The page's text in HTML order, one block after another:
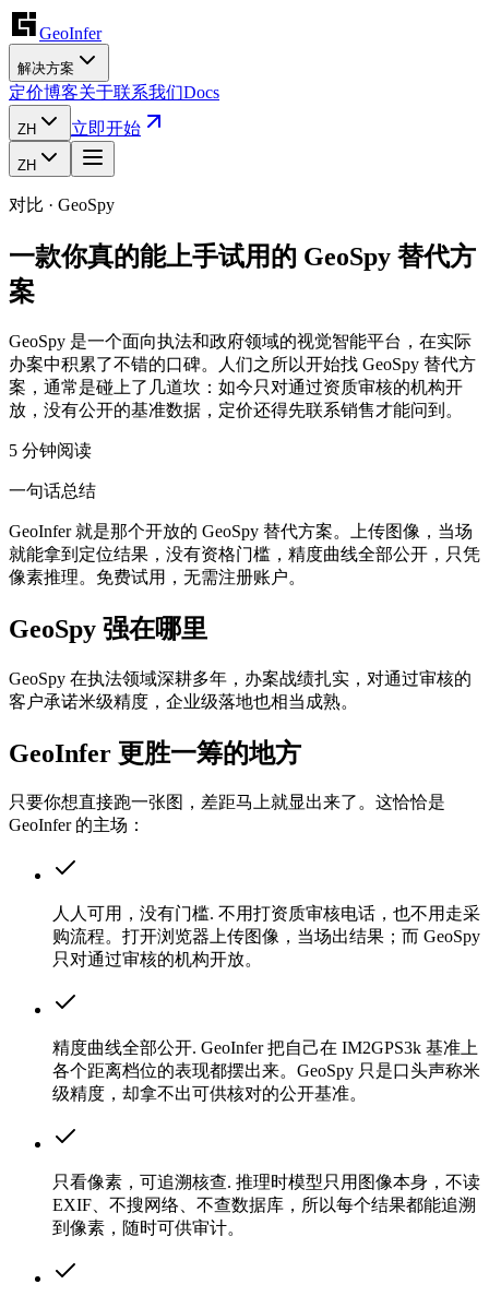
GeoInfer
解决方案
定价博客关于联系我们Docs
ZH 立即开始
ZH
对比 · GeoSpy
一款你真的能上手试用的 GeoSpy 替代方
案
GeoSpy 是一个面向执法和政府领域的视觉智能平台，在实际
办案中积累了不错的口碑。人们之所以开始找 GeoSpy 替代方
案，通常是碰上了几道坎：如今只对通过资质审核的机构开
放，没有公开的基准数据，定价还得先联系销售才能问到。
5 分钟阅读
一句话总结
GeoInfer 就是那个开放的 GeoSpy 替代方案。上传图像，当场
就能拿到定位结果，没有资格门槛，精度曲线全部公开，只凭
像素推理。免费试用，无需注册账户。
GeoSpy 强在哪里
GeoSpy 在执法领域深耕多年，办案战绩扎实，对通过审核的
客户承诺米级精度，企业级落地也相当成熟。
GeoInfer 更胜一筹的地方
只要你想直接跑一张图，差距马上就显出来了。这恰恰是
GeoInfer 的主场：
人人可用，没有门槛. 不用打资质审核电话，也不用走采
购流程。打开浏览器上传图像，当场出结果；而 GeoSpy
只对通过审核的机构开放。
精度曲线全部公开. GeoInfer 把自己在 IM2GPS3k 基准上
各个距离档位的表现都摆出来。GeoSpy 只是口头声称米
级精度，却拿不出可供核对的公开基准。
只看像素，可追溯核查. 推理时模型只用图像本身，不读
EXIF、不搜网络、不查数据库，所以每个结果都能追溯
到像素，随时可供审计。